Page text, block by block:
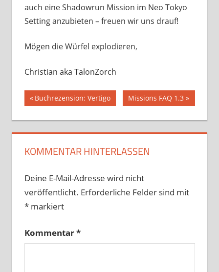
auch eine Shadowrun Mission im Neo Tokyo
Setting anzubieten – freuen wir uns drauf!
Mögen die Würfel explodieren,
Christian aka TalonZorch
Beitragsnavigation
Vorheriger
Buchrezension: Vertigo
Nächster
Missions FAQ 1.3
KOMMENTAR HINTERLASSEN
Deine E-Mail-Adresse wird nicht
veröffentlicht. Erforderliche Felder sind mit
*markiert
Kommentar*